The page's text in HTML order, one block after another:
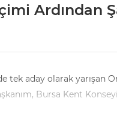
Ardından
olarak yarışan Orhan
Bursa Kent